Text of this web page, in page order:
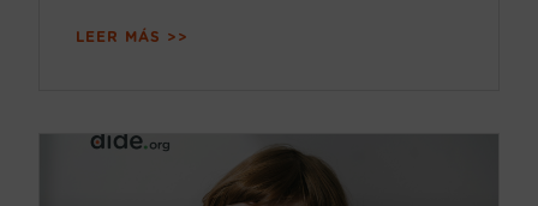
LEER MÁS >>